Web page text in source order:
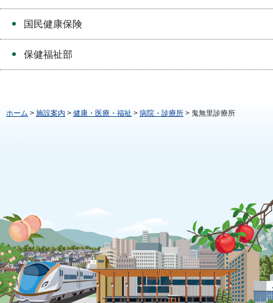
国民健康保険
保健福祉部
ホーム > 施設案内 > 健康・医療・福祉 > 病院・診療所 > 鬼無里診療所